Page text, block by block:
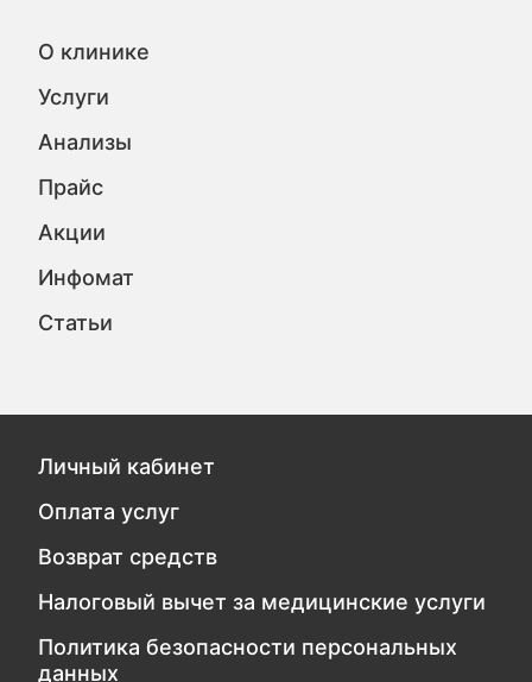
О клинике
Услуги
Анализы
Прайс
Акции
Инфомат
Статьи
Личный кабинет
Оплата услуг
Возврат средств
Налоговый вычет за медицинские услуги
Политика безопасности персональных
данных